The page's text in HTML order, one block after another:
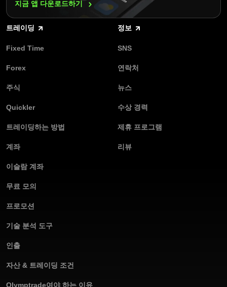
지금 앱 다운로드하기
트레이딩
Fixed Time
Forex
주식
Quickler
트레이딩하는 방법
계좌
이슬람 계좌
무료 모의
프로모션
기술 분석 도구
인출
자산 & 트레이딩 조건
Olymptrade여야 하는 이유
정보
SNS
연락처
뉴스
수상 경력
제휴 프로그램
리뷰